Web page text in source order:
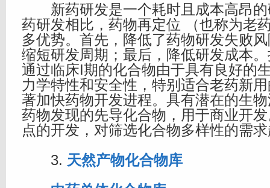
新药研发是一个耗时且成本高昂的
药研发相比，药物再定位 （也称为老
多优势。首先，降低了药物研发失败
缩短研发周期；最后，降低研发成本
通过临床I期的化合物由于具有良好的
力学特性和安全性，特别适合老药新
著加快药物开发进程。具有潜在的生
药物发现的先导化合物，用于商业开
点的开发，对筛选化合物多样性的需
3. 天然产物化合物库